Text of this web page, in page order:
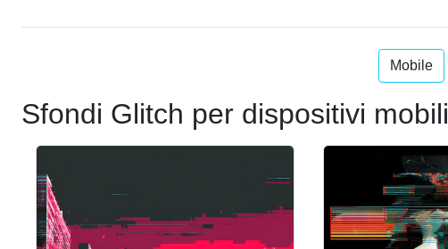
Mobile
Sfondi Glitch per dispositivi mobili